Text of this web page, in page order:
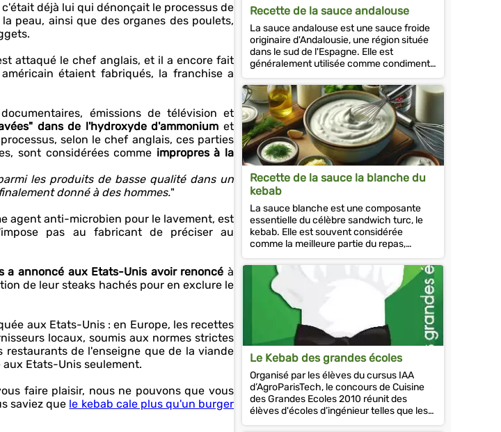
déjà lui qui dénonçait le processus de
peau, ainsi que des organes des poulets,
attaqué le chef anglais, et il a encore fait
étaient fabriqués, la franchise a
émissions de télévision et
dans de l'hydroxyde d'ammonium et
selon le chef anglais, ces parties
sont considérées comme impropres à la
les produits de basse qualité dans un
donné à des hommes."
agent anti-microbien pour le lavement, est
pas au fabricant de préciser au
a annoncé aux Etats-Unis avoir renoncé à
de leur steaks hachés pour en exclure le
aux Etats-Unis : en Europe, les recettes
locaux, soumis aux normes strictes
restaurants de l'enseigne que de la viande
Etats-Unis seulement.
faire plaisir, nous ne pouvons que vous
saviez que le kebab cale plus qu'un burger
Recette de la sauce andalouse
La sauce andalouse est une sauce froide
originaire d'Andalousie, une région située
dans le sud de l'Espagne. Elle est
généralement utilisée comme condiment
pour les fruits de mer, les viandes...
Recette de la sauce la blanche du
kebab
La sauce blanche est une composante
essentielle du célèbre sandwich turc, le
kebab. Elle est souvent considérée
comme la meilleure partie du repas,
offrant une touche rafraîchissante et...
Le Kebab des grandes écoles
Organisé par les élèves du cursus IAA
d’AgroParisTech, le concours de Cuisine
des Grandes Ecoles 2010 réunit des
élèves d'écoles d’ingénieur telles que les
Mines, Centrale,...